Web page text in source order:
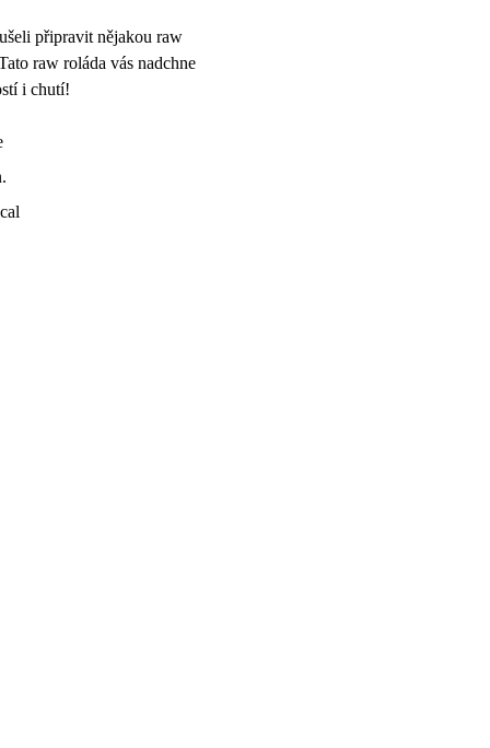
připravit nějakou raw
raw roláda vás nadchne
i chutí!